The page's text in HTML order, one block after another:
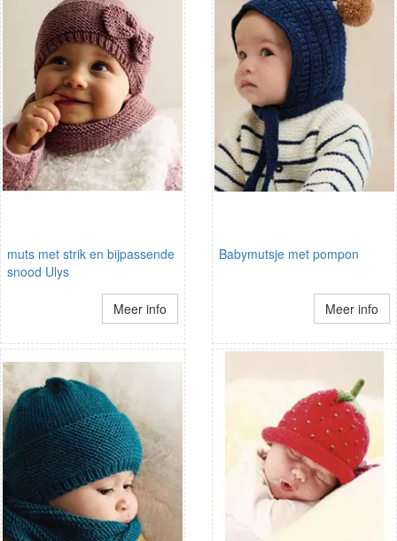
muts met strik en bijpassende
snood Ulys
Meer info
Babymutsje met pompon
Meer info